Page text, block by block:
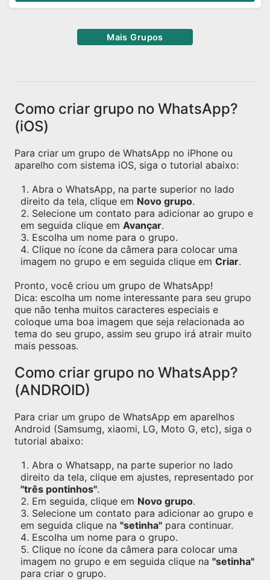
Mais Grupos
Como criar grupo no WhatsApp?
(iOS)
Para criar um grupo de WhatsApp no iPhone ou
aparelho com sistema iOS, siga o tutorial abaixo:
Abra o WhatsApp, na parte superior no lado
direito da tela, clique em Novo grupo.
Selecione um contato para adicionar ao grupo e
em seguida clique em Avançar.
Escolha um nome para o grupo.
Clique no ícone da câmera para colocar uma
imagem no grupo e em seguida clique em Criar.
Pronto, você criou um grupo de WhatsApp!
Dica: escolha um nome interessante para seu grupo
que não tenha muitos caracteres especiais e
coloque uma boa imagem que seja relacionada ao
tema do seu grupo, assim seu grupo irá atrair muito
mais pessoas.
Como criar grupo no WhatsApp?
(ANDROID)
Para criar um grupo de WhatsApp em aparelhos
Android (Samsumg, xiaomi, LG, Moto G, etc), siga o
tutorial abaixo:
Abra o Whatsapp, na parte superior no lado
direito da tela, clique em ajustes, representado por
"três pontinhos".
Em seguida, clique em Novo grupo.
Selecione um contato para adicionar ao grupo e
em seguida clique na "setinha" para continuar.
Escolha um nome para o grupo.
Clique no ícone da câmera para colocar uma
imagem no grupo e em seguida clique na "setinha"
para criar o grupo.